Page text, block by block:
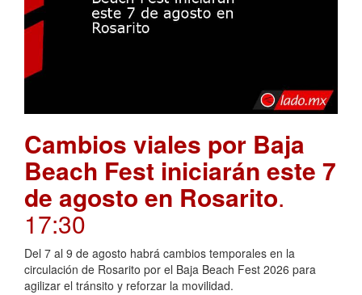
Cambios viales por Baja
Beach Fest iniciarán este 7
de agosto en Rosarito.
17:30
Del 7 al 9 de agosto habrá cambios temporales en la
circulación de Rosarito por el Baja Beach Fest 2026 para
agilizar el tránsito y reforzar la movilidad.